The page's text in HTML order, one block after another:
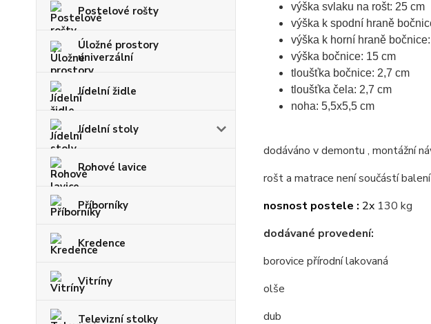
Postelové rošty
Úložné prostory
univerzální
Jídelní židle
Jídelní stoly
Rohové lavice
Příborníky
Kredence
Vitríny
Televizní stolky
výška svlaku na rošt: 25 cm
výška k spodní hraně
výška k horní hraně
výška bočnice: 15 cm
tloušťka bočnice: 2,7 cm
tloušťka čela: 2,7 cm
noha: 5,5x5,5 cm
dodáváno v demontu , montážní
rošt a matrace není součástí balení
nosnost postele : 2x 130 kg
dodávané provedení:
borovice přírodní lakovaná
olše
dub